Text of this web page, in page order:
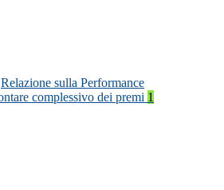
Relazione sulla Performance
complessivo dei premi 1